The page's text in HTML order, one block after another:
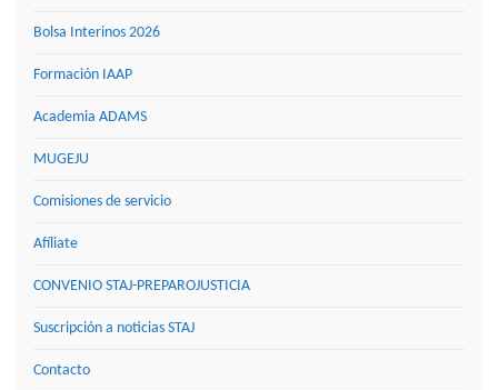
Bolsa Interinos 2026
Formación IAAP
Academia ADAMS
MUGEJU
Comisiones de servicio
Afíliate
CONVENIO STAJ-PREPAROJUSTICIA
Suscripción a noticias STAJ
Contacto